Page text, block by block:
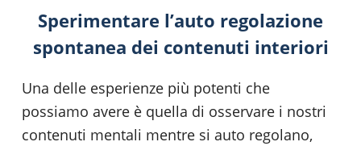
Sperimentare l’auto regolazione
spontanea dei contenuti interiori
Una delle esperienze più potenti che
possiamo avere è quella di osservare i nostri
contenuti mentali mentre si auto regolano,